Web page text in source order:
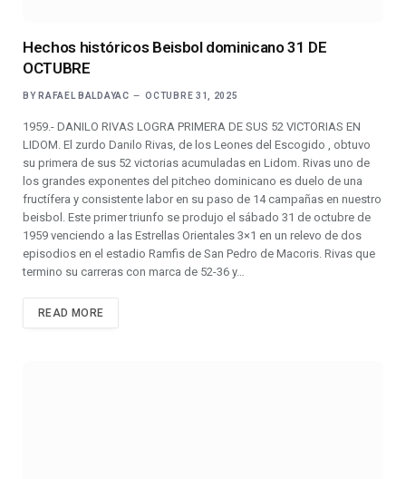
Hechos históricos Beisbol dominicano 31 DE
OCTUBRE
BY RAFAEL BALDAYAC OCTUBRE 31, 2025
1959.- DANILO RIVAS LOGRA PRIMERA DE SUS 52 VICTORIAS EN
LIDOM. El zurdo Danilo Rivas, de los Leones del Escogido , obtuvo
su primera de sus 52 victorias acumuladas en Lidom. Rivas uno de
los grandes exponentes del pitcheo dominicano es duelo de una
fructífera y consistente labor en su paso de 14 campañas en nuestro
beisbol. Este primer triunfo se produjo el sábado 31 de octubre de
1959 venciendo a las Estrellas Orientales 3×1 en un relevo de dos
episodios en el estadio Ramfis de San Pedro de Macoris. Rivas que
termino su carreras con marca de 52-36 y…
READ MORE